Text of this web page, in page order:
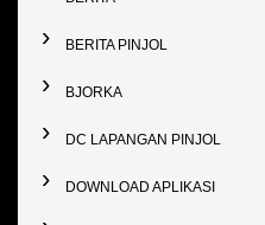
BERITA PINJOL
BJORKA
DC LAPANGAN PINJOL
DOWNLOAD APLIKASI